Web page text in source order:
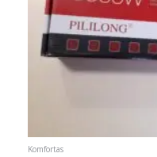
Komfortas